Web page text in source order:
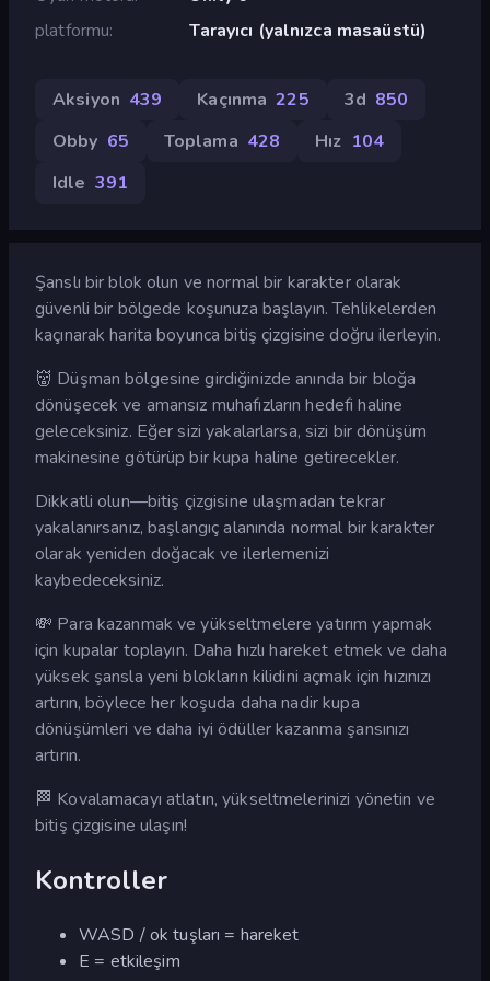
platformu
Tarayıcı (yalnızca masaüstü)
Aksiyon 439 Kaçınma 225 3d 850
Obby 65 Toplama 428 Hız 104
Idle 391
Şanslı bir blok olun ve normal bir karakter olarak
güvenli bir bölgede koşunuza başlayın. Tehlikelerden
kaçınarak harita boyunca bitiş çizgisine doğru ilerleyin.
👹 Düşman bölgesine girdiğinizde anında bir bloğa
dönüşecek ve amansız muhafızların hedefi haline
geleceksiniz. Eğer sizi yakalarlarsa, sizi bir dönüşüm
makinesine götürüp bir kupa haline getirecekler.
Dikkatli olun—bitiş çizgisine ulaşmadan tekrar
yakalanırsanız, başlangıç alanında normal bir karakter
olarak yeniden doğacak ve ilerlemenizi
kaybedeceksiniz.
💸 Para kazanmak ve yükseltmelere yatırım yapmak
için kupalar toplayın. Daha hızlı hareket etmek ve daha
yüksek şansla yeni blokların kilidini açmak için hızınızı
artırın, böylece her koşuda daha nadir kupa
dönüşümleri ve daha iyi ödüller kazanma şansınızı
artırın.
🏁 Kovalamacayı atlatın, yükseltmelerinizi yönetin ve
bitiş çizgisine ulaşın!
Kontroller
WASD / ok tuşları = hareket
E = etkileşim